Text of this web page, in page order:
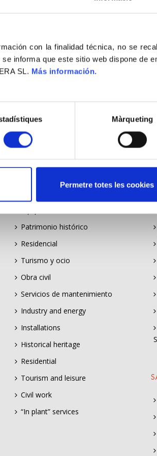
con la finalidad técnica, no se
informa que este sitio web dispone de
SL. Más información.
Màrqueting
Permetre totes les cookies
Indústria i energia
Residencial
Turisme i oci
Obra civil
Patrimonio histórico
Residencial
Turismo y ocio
Obra civil
Servicios de mantenimiento
Industry and energy
Installations
Historical heritage
Residential
Tourism and leisure
Civil work
“In plant” services